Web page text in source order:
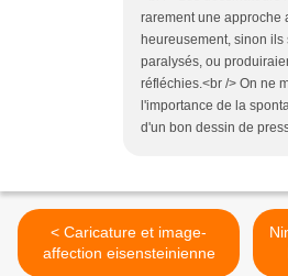
rarement une approche
heureusement, sinon
paralysés, ou
réfléchies.<br /> On ne
l'importance de la
d'un bon dessin de
< Caricature et image-
affection eisensteinienne